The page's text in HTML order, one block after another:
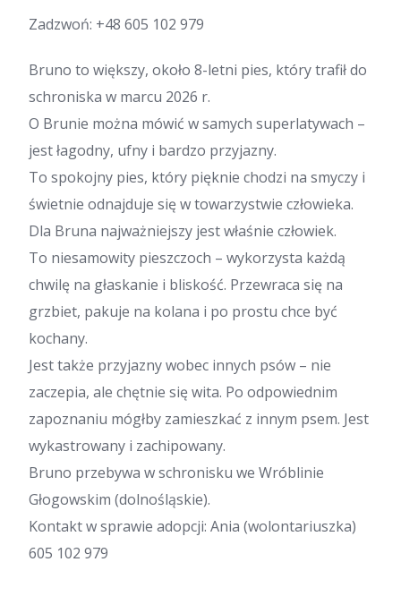
Zadzwoń: +48 605 102 979
Bruno to większy, około 8-letni pies, który trafił do
schroniska w marcu 2026 r.
O Brunie można mówić w samych superlatywach –
jest łagodny, ufny i bardzo przyjazny.
To spokojny pies, który pięknie chodzi na smyczy i
świetnie odnajduje się w towarzystwie człowieka.
Dla Bruna najważniejszy jest właśnie człowiek.
To niesamowity pieszczoch – wykorzysta każdą
chwilę na głaskanie i bliskość. Przewraca się na
grzbiet, pakuje na kolana i po prostu chce być
kochany.
Jest także przyjazny wobec innych psów – nie
zaczepia, ale chętnie się wita. Po odpowiednim
zapoznaniu mógłby zamieszkać z innym psem. Jest
wykastrowany i zachipowany.
Bruno przebywa w schronisku we Wróblinie
Głogowskim (dolnośląskie).
Kontakt w sprawie adopcji: Ania (wolontariuszka)
605 102 979